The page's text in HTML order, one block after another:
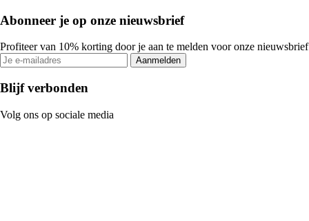
Abonneer je op onze nieuwsbrief
Profiteer van 10% korting door je aan te melden voor onze nieuwsbrief
Aanmelden
Blijf verbonden
Volg ons op sociale media